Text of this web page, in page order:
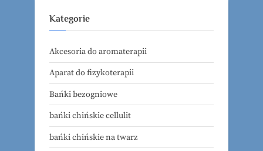
Kategorie
Akcesoria do aromaterapii
Aparat do fizykoterapii
Bańki bezogniowe
bańki chińskie cellulit
bańki chińskie na twarz